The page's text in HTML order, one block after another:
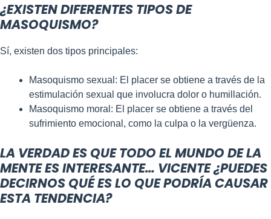
¿EXISTEN DIFERENTES TIPOS DE
MASOQUISMO?
Sí, existen dos tipos principales:
Masoquismo sexual: El placer se obtiene a través de la
estimulación sexual que involucra dolor o humillación.
Masoquismo moral: El placer se obtiene a través del
sufrimiento emocional, como la culpa o la vergüenza.
LA VERDAD ES QUE TODO EL MUNDO DE LA
MENTE ES INTERESANTE… VICENTE ¿PUEDES
DECIRNOS QUÉ ES LO QUE PODRÍA CAUSAR
ESTA TENDENCIA?